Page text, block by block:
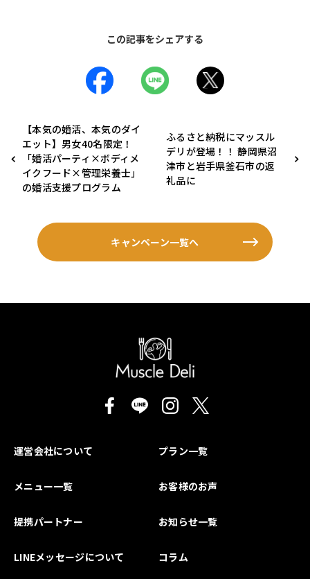
この記事をシェアする
【本気の婚活、本気のダイ
エット】男女40名限定！
「婚活パーティ×ボディメ
イクフード×管理栄養士」
の婚活支援プログラム
ふるさと納税にマッスル
デリが登場！！ 静岡県沼
津市と岩手県釜石市の返
礼品に
キャンペーン一覧へ
運営会社について プラン一覧
メニュー一覧 お客様のお声
提携パートナー お知らせ一覧
LINEメッセージについて コラム